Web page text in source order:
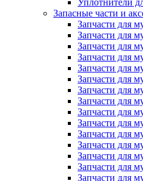
Уплотнители
Запасные части и
Запчасти для
Запчасти для
Запчасти для
Запчасти для
Запчасти для
Запчасти для
Запчасти для
Запчасти для
Запчасти для
Запчасти для
Запчасти для
Запчасти для
Запчасти для
Запчасти для
Запчасти для